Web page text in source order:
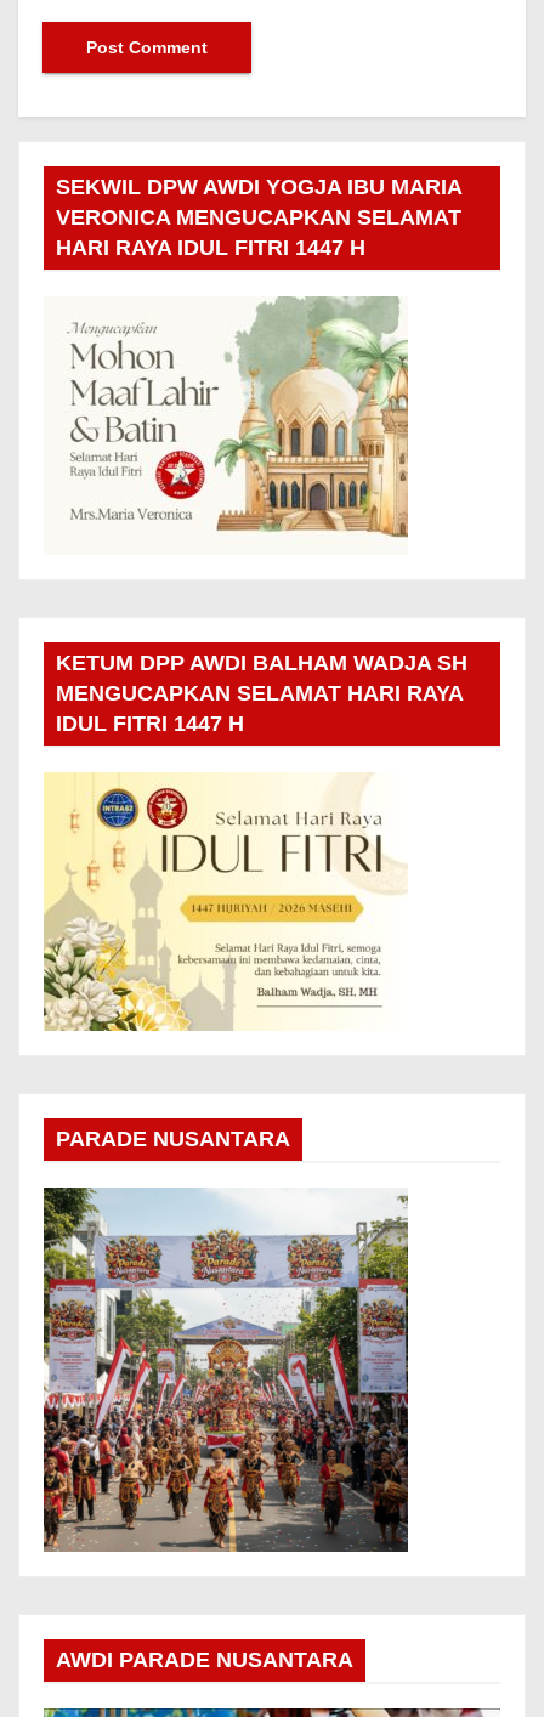
SEKWIL DPW AWDI YOGJA IBU MARIA
VERONICA MENGUCAPKAN SELAMAT
HARI RAYA IDUL FITRI 1447 H
KETUM DPP AWDI BALHAM WADJA SH
MENGUCAPKAN SELAMAT HARI RAYA
IDUL FITRI 1447 H
PARADE NUSANTARA
AWDI PARADE NUSANTARA